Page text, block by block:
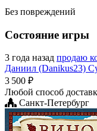
Без повреждений
Состояние игры
3 года назад продаю
Даниил (Danikus23)
3 500 ₽
Любой способ
Санкт-Петербург